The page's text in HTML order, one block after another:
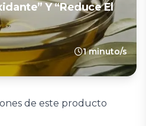
Y “reduce El
1 minuto/s
de este producto